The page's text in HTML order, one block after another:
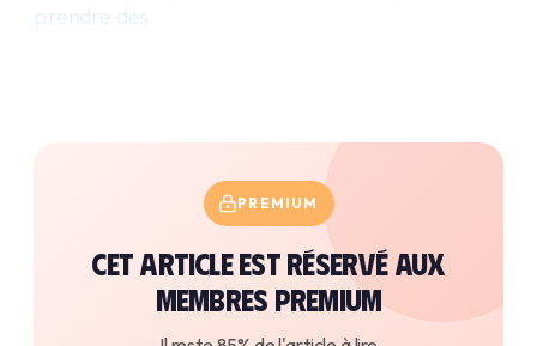
prendre des
PREMIUM
Cet article est réservé aux
membres premium